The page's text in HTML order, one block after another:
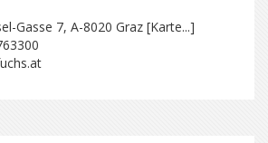
Gasse 7, A-8020 Graz [Karte...]